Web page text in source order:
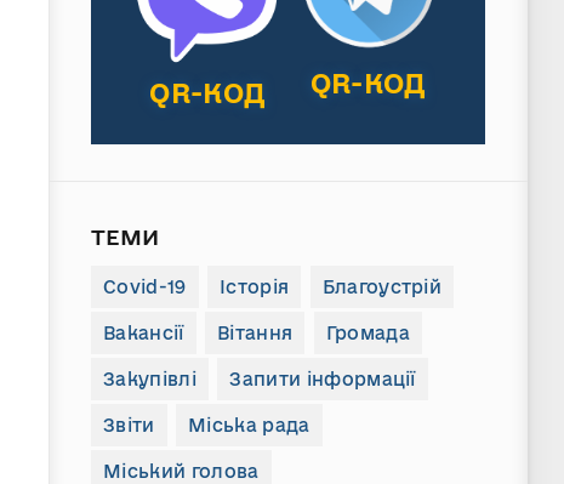
QR-КОД QR-КОД
ТЕМИ
Covid-19 Історія Благоустрій
Вакансії Вітання Громада
Закупівлі Запити інформації
Звіти Міська рада
Міський голова